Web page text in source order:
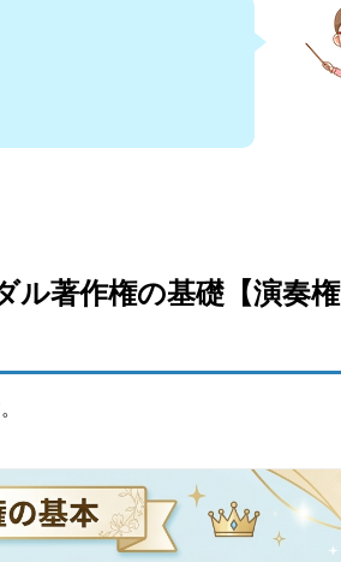
ル著作権の基礎【演奏権